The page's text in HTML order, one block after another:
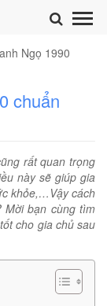
Ngọ 1990
chuẩn
rất quan trọng
này sẽ giúp gia
khỏe,…Vậy cách
Mời bạn cùng tìm
cho gia chủ sau